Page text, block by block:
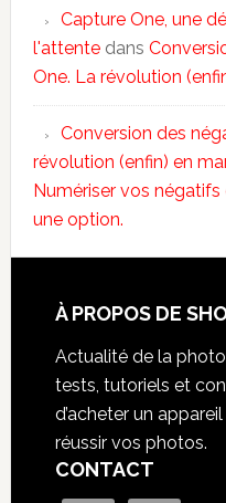
Capture One, une
l'attentedans
One. La révolution
Conversion des
révolution (enfin) en
Numériser vos négatifs
une option.
À PROPOS DE
Actualité de la
tests, tutoriels et
d’acheter un
réussir vos photos.
CONTACT